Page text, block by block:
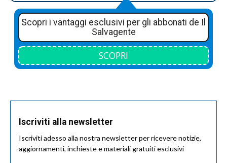
Scopri i vantaggi esclusivi per gli abbonati de Il
Salvagente
SCOPRI
Iscriviti alla newsletter
Iscriviti adesso alla nostra newsletter per ricevere notizie,
aggiornamenti, inchieste e materiali gratuiti esclusivi